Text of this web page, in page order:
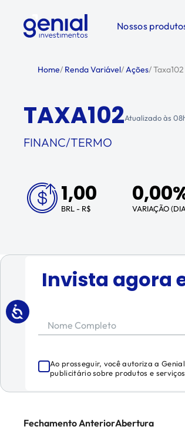
Nossos
Home/ Renda Variável/Ações/Taxa102
TAXA102Atualizado às
FINANC/TERMO
1,00
BRL - R$ VARIAÇÃO
Invista agora
Nome Completo
Ao prosseguir, você autoriza a
publicitário sobre produtos e
Fechamento AnteriorAbertura